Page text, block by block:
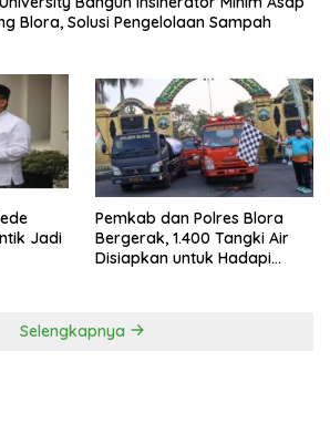
Blora, Solusi Pengelolaan Sampah
Jadi
Pemkab dan Polres Blora
Bergerak, 1.400 Tangki Air
Disiapkan untuk Hadapi
Selengkapnya